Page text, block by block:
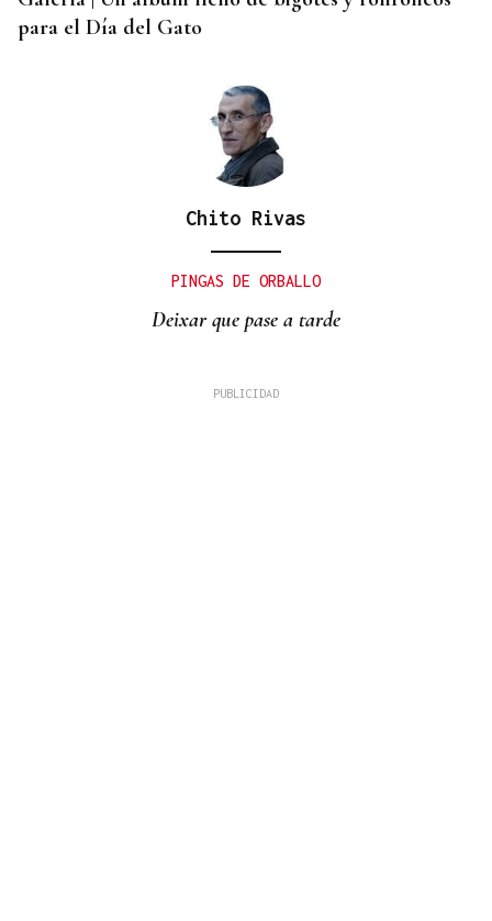
para el Día del Gato
Chito Rivas
PINGAS DE ORBALLO
Deixar que pase a tarde